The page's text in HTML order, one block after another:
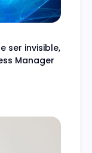
ser invisible,
Manager